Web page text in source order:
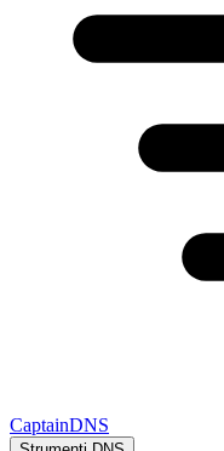
CaptainDNS